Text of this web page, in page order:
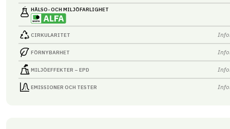
HÄLSO- OCH MILJÖ­FARLIGHET
CIRKULARITET
FÖRNYBARHET
MILJÖEFFEKTER – EPD
EMISSIONER OCH TESTER